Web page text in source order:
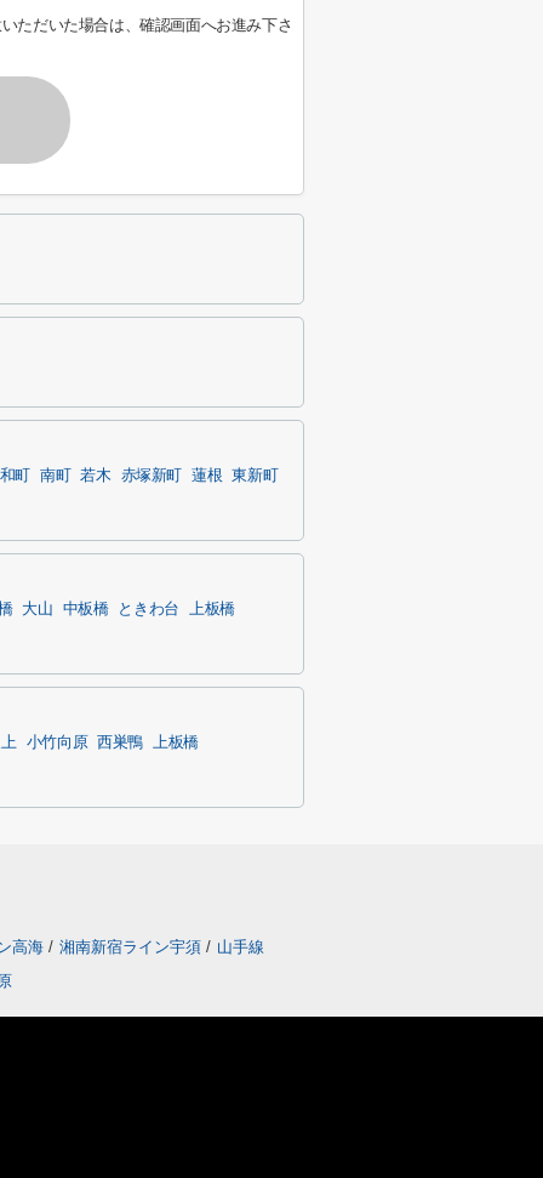
ただいた場合は、確認画面へお進み下さ
町 南町 若木 赤塚新町 蓮根 東新町
大山 中板橋 ときわ台 上板橋
小竹向原 西巣鴨 上板橋
高海 / 湘南新宿ライン宇須 / 山手線